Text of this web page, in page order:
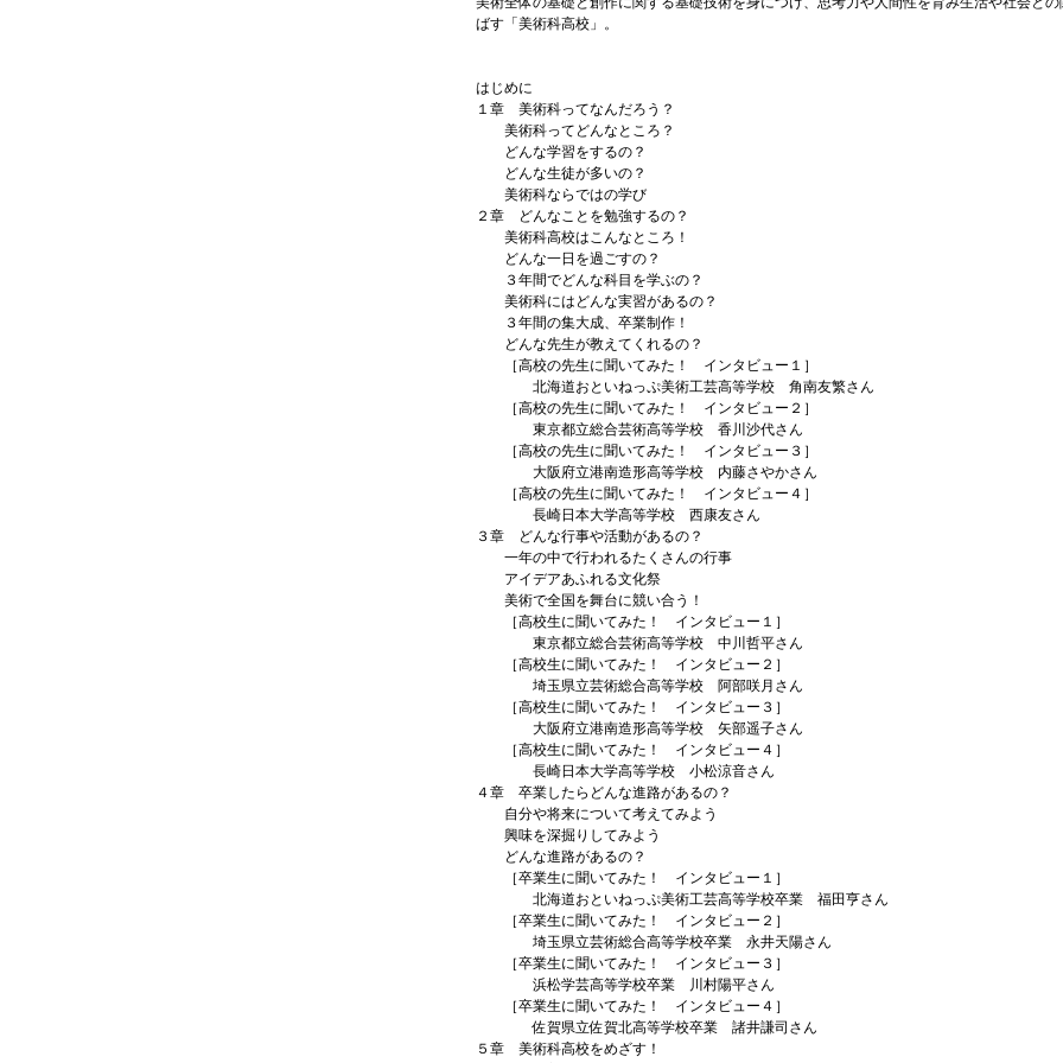
ばす「美術科高校」。
はじめに
１章 美術科ってなんだろう？
美術科ってどんなところ？
どんな学習をするの？
どんな生徒が多いの？
美術科ならではの学び
２章 どんなことを勉強するの？
美術科高校はこんなところ！
どんな一日を過ごすの？
３年間でどんな科目を学ぶの？
美術科にはどんな実習があるの？
３年間の集大成、卒業制作！
どんな先生が教えてくれるの？
［高校の先生に聞いてみた！ インタビュー１］
北海道おといねっぷ美術工芸高等学校 角南友繁さん
［高校の先生に聞いてみた！ インタビュー２］
東京都立総合芸術高等学校 香川沙代さん
［高校の先生に聞いてみた！ インタビュー３］
大阪府立港南造形高等学校 内藤さやかさん
［高校の先生に聞いてみた！ インタビュー４］
長崎日本大学高等学校 西康友さん
３章 どんな行事や活動があるの？
一年の中で行われるたくさんの行事
アイデアあふれる文化祭
美術で全国を舞台に競い合う！
［高校生に聞いてみた！ インタビュー１］
東京都立総合芸術高等学校 中川哲平さん
［高校生に聞いてみた！ インタビュー２］
埼玉県立芸術総合高等学校 阿部咲月さん
［高校生に聞いてみた！ インタビュー３］
大阪府立港南造形高等学校 矢部遥子さん
［高校生に聞いてみた！ インタビュー４］
長崎日本大学高等学校 小松涼音さん
４章 卒業したらどんな進路があるの？
自分や将来について考えてみよう
興味を深掘りしてみよう
どんな進路があるの？
［卒業生に聞いてみた！ インタビュー１］
北海道おといねっぷ美術工芸高等学校卒業 福田亨さん
［卒業生に聞いてみた！ インタビュー２］
埼玉県立芸術総合高等学校卒業 永井天陽さん
［卒業生に聞いてみた！ インタビュー３］
浜松学芸高等学校卒業 川村陽平さん
［卒業生に聞いてみた！ インタビュー４］
佐賀県立佐賀北高等学校卒業 諸井謙司さん
５章 美術科高校をめざす！